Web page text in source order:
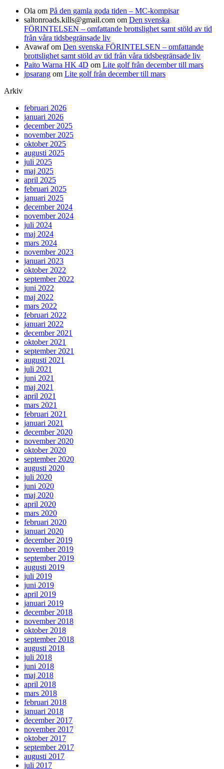
Ola om På den gamla goda tiden – MC-kompisar
saltonroads.kills@gmail.com om Den svenska
FÖRINTELSEN – omfattande brottslighet samt stöld av tid
från våra tidsbegränsade liv
Avawafom Den svenska FÖRINTELSEN – omfattande
brottslighet samt stöld av tid från våra tidsbegränsade liv
Paito Warna HK 4D om Lite golf från december till mars
jpsarang om Lite golf från december till mars
Arkiv
februari 2026
januari 2026
december 2025
november 2025
oktober 2025
augusti 2025
juli 2025
maj 2025
april 2025
februari 2025
januari 2025
december 2024
november 2024
juli 2024
maj 2024
mars 2024
november 2023
januari 2023
oktober 2022
september 2022
juni 2022
maj 2022
mars 2022
februari 2022
januari 2022
december 2021
oktober 2021
september 2021
augusti 2021
juli 2021
juni 2021
maj 2021
april 2021
mars 2021
februari 2021
januari 2021
december 2020
november 2020
oktober 2020
september 2020
augusti 2020
juli 2020
juni 2020
maj 2020
april 2020
mars 2020
februari 2020
januari 2020
december 2019
november 2019
september 2019
augusti 2019
juli 2019
juni 2019
april 2019
januari 2019
december 2018
november 2018
oktober 2018
september 2018
augusti 2018
juli 2018
juni 2018
maj 2018
april 2018
mars 2018
februari 2018
januari 2018
december 2017
november 2017
oktober 2017
september 2017
augusti 2017
juli 2017